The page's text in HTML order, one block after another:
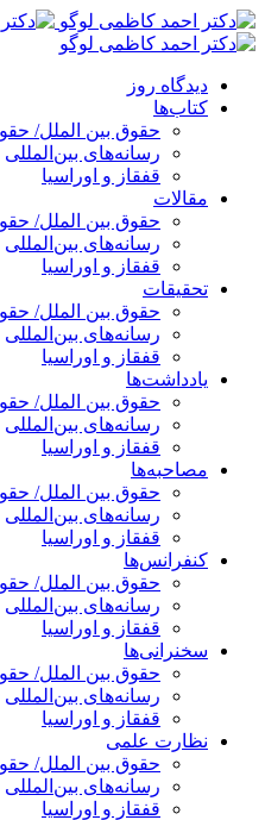
پرش
به
دیدگاه روز
کتاب‌ها
حقوق بین الملل/
رسانه‌های بین‌المللی
قفقاز و اوراسیا
مقالات
حقوق بین الملل/
رسانه‌های بین‌المللی
قفقاز و اوراسیا
تحقیقات
حقوق بین الملل/
رسانه‌های بین‌المللی
قفقاز و اوراسیا
یادداشت‌ها
حقوق بین الملل/
رسانه‌های بین‌المللی
قفقاز و اوراسیا
مصاحبه‌ها
حقوق بین الملل/
رسانه‌های بین‌المللی
قفقاز و اوراسیا
کنفرانس‌ها
حقوق بین الملل/
رسانه‌های بین‌المللی
قفقاز و اوراسیا
سخنرانی‌ها
حقوق بین الملل/
رسانه‌های بین‌المللی
قفقاز و اوراسیا
نظارت علمی
حقوق بین الملل/
رسانه‌های بین‌المللی
قفقاز و اوراسیا